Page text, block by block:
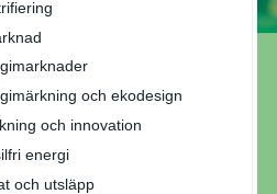
och ekodesign
och innovation
energi
och utsläpp